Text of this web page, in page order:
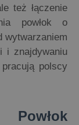
też łączenie
powłok o
wytwarzaniem
i znajdywaniu
polscy